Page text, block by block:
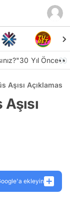
30 Yıl Önce👀
Açıklaması
ekleyin